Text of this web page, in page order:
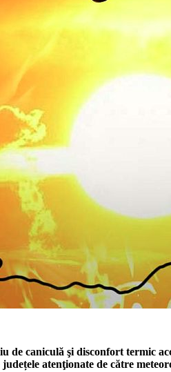
caniculă şi disconfort termic
atenţionate de către